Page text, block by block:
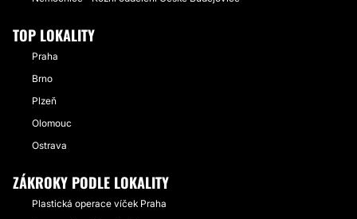
TOP LOKALITY
Praha
Brno
Plzeň
Olomouc
Ostrava
ZÁKROKY PODLE LOKALITY
Plastická operace víček Praha